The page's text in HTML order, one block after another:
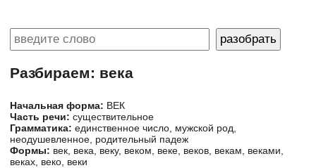
Разбираем: века
Начальная форма: ВЕК
Часть речи: существительное
Грамматика: единственное число, мужской род,
неодушевленное, родительный падеж
Формы: век, века, веку, веком, веке, веков, векам, веками,
веках, веко, веки